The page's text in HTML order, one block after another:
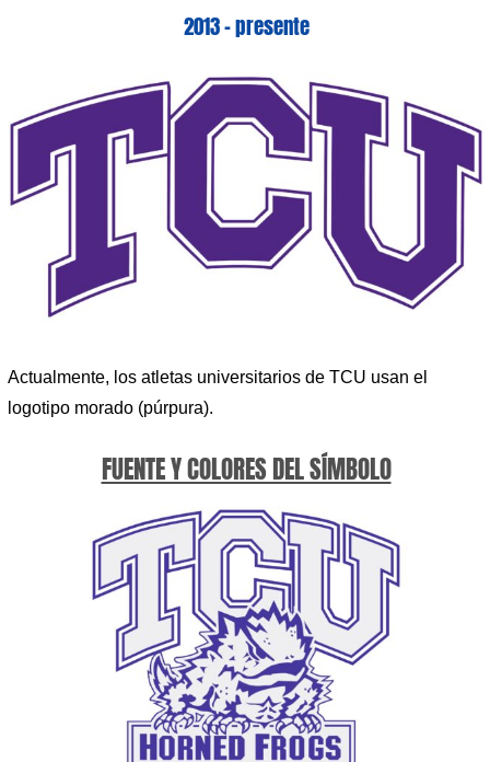
2013 – presente
Actualmente, los atletas universitarios de TCU usan el
logotipo morado (púrpura).
FUENTE Y COLORES DEL SÍMBOLO